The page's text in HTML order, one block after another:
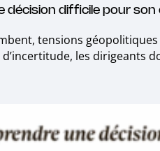
décision difficile pour son
tensions géopolitiques
les dirigeants